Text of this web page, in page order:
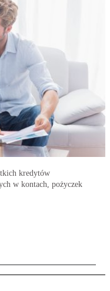
kredytów
w kontach, pożyczek